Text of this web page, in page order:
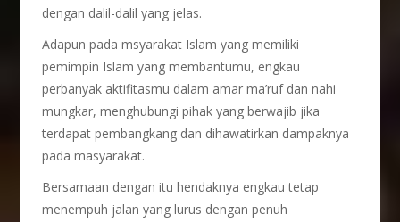
dengan dalil-dalil yang jelas.
Adapun pada msyarakat Islam yang memiliki
pemimpin Islam yang membantumu, engkau
perbanyak aktifitasmu dalam amar ma’ruf dan nahi
mungkar, menghubungi pihak yang berwajib jika
terdapat pembangkang dan dihawatirkan dampaknya
pada masyarakat.
Bersamaan dengan itu hendaknya engkau tetap
menempuh jalan yang lurus dengan penuh